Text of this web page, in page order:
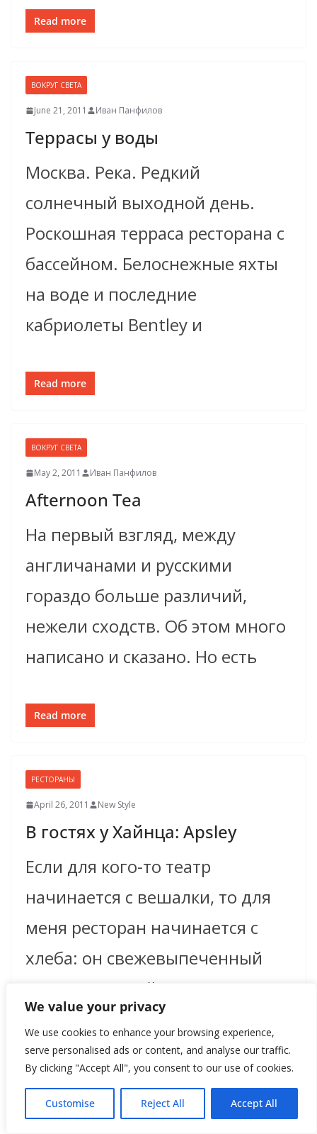
We value your privacy
We use cookies to enhance your browsing experience,
serve personalised ads or content, and analyse our traffic.
By clicking "Accept All", you consent to our use of cookies.
Customise Reject All Accept All
Read more
ВОКРУГ СВЕТА
June 21, 2011 Иван Панфилов
Террасы у воды
Москва. Река. Редкий
солнечный выходной день.
Роскошная терраса ресторана с
бассейном. Белоснежные яхты
на воде и последние
кабриолеты Bentley и
Read more
ВОКРУГ СВЕТА
May 2, 2011 Иван Панфилов
Afternoon Tea
На первый взгляд, между
англичанами и русскими
гораздо больше различий,
нежели сходств. Об этом много
написано и сказано. Но есть
Read more
РЕСТОРАНЫ
April 26, 2011 New Style
В гостях у Хайнца: Apsley
Если для кого-то театр
начинается с вешалки, то для
меня ресторан начинается с
хлеба: он свежевыпеченный
или разогретый? С какими
Read more